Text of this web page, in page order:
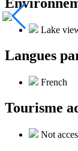
Lake
Langues
French
Tourisme
Not